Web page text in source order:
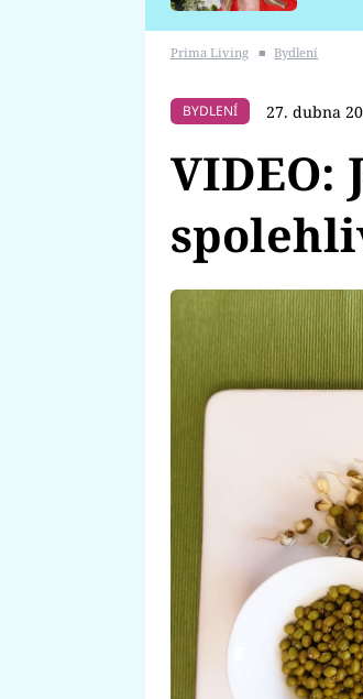
Prima Living ■ Bydlení
BYDLENÍ 27. dubna
VIDEO: